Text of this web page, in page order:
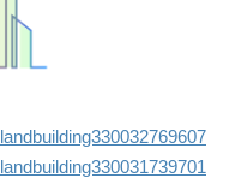
landbuilding330032769607
landbuilding330031739701